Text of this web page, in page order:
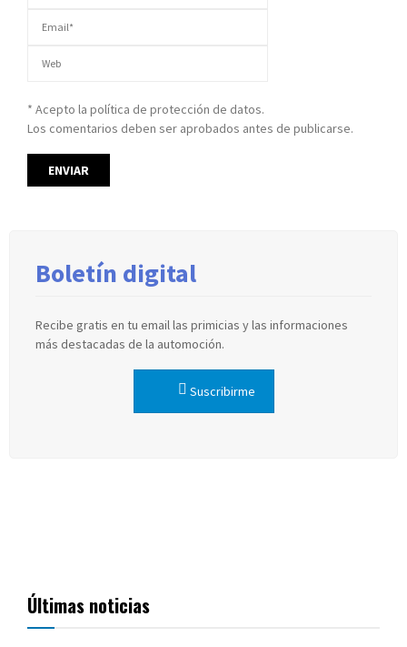
* Acepto la política de protección de datos.
Los comentarios deben ser aprobados antes de publicarse.
Boletín digital
Recibe gratis en tu email las primicias y las informaciones
más destacadas de la automoción.
Suscribirme
Últimas noticias